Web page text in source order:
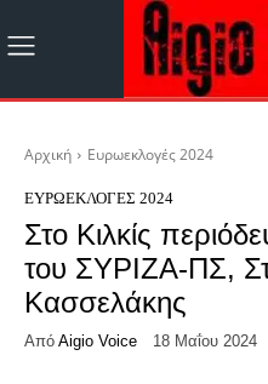
Αρχική Ευρωεκλογές 2024
ΕΥΡΩΕΚΛΟΓΈΣ 2024
Στο Κιλκίς
του ΣΥΡΙΖΑ-ΠΣ,
Κασσελάκης
Από Aigio Voice 18 Μαΐου 2024